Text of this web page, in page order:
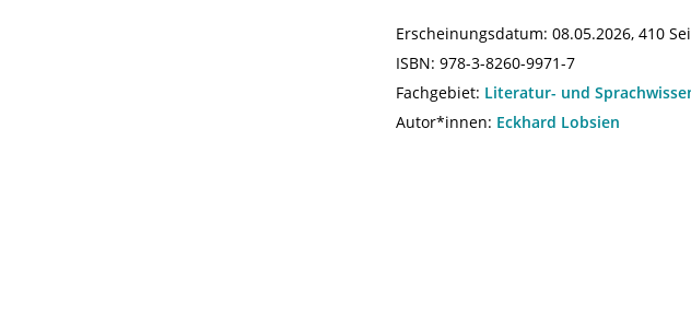
Erscheinungsdatum: 08.05.2026, 410
ISBN:978-3-8260-9971-7
Fachgebiet: Literatur- und
Autor*innen: Eckhard Lobsien